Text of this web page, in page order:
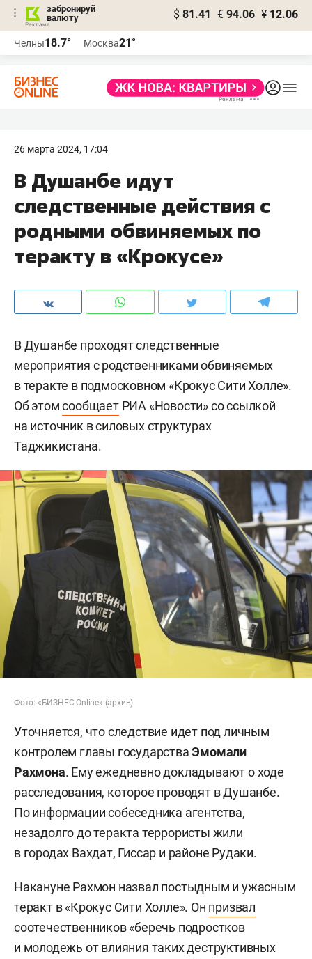
забронируй
валюту
$ 81.41 € 94.06 ¥ 12.06
Челны18.7° Москва21°
26 марта 2024, 17:04
В Душанбе идут
следственные действия с
родными обвиняемых по
теракту в «Крокусе»
В Душанбе проходят следственные
мероприятия с родственниками обвиняемых
в теракте в подмосковном «Крокус Сити Холле».
Об этомсообщаетРИА «Новости» со ссылкой
на источник в силовых структурах
Таджикистана.
Фото: «БИЗНЕС Online» (архив)
Уточняется, что следствие идет под личным
контролем главы государстваЭмомали
Рахмона. Ему ежедневно докладывают о ходе
расследования, которое проводят в Душанбе.
По информации собеседника агентства,
незадолго до теракта террористы жили
в городах Вахдат, Гиссар и районе Рудаки.
Накануне Рахмон назвал постыдным и ужасным
теракт в «Крокус Сити Холле». Он призвал
соотечественников «беречь подростков
и молодежь от влияния таких деструктивных